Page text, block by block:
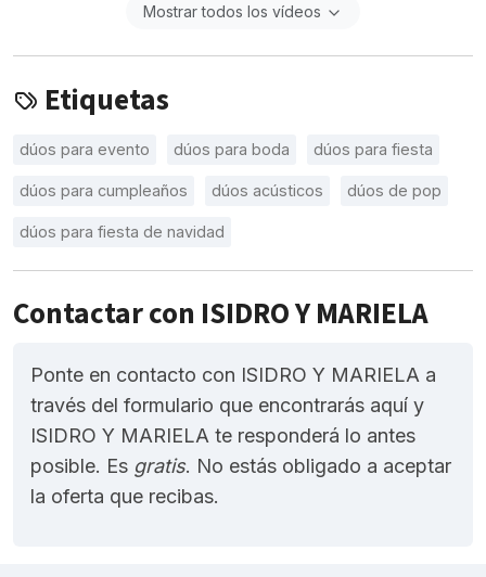
Mostrar todos los vídeos
Etiquetas
dúos para evento dúos para boda dúos para fiesta
dúos para cumpleaños dúos acústicos dúos de pop
dúos para fiesta de navidad
Contactar con ISIDRO Y MARIELA
Ponte en contacto con ISIDRO Y MARIELA a
través del formulario que encontrarás aquí y
ISIDRO Y MARIELA te responderá lo antes
posible. Es gratis. No estás obligado a aceptar
la oferta que recibas.